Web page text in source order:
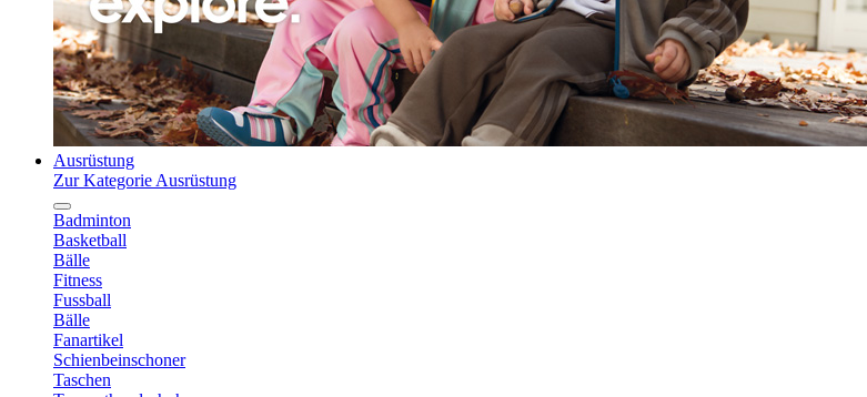
Ausrüstung
Zur Kategorie Ausrüstung
Badminton
Basketball
Bälle
Fitness
Fussball
Bälle
Fanartikel
Schienbeinschoner
Taschen